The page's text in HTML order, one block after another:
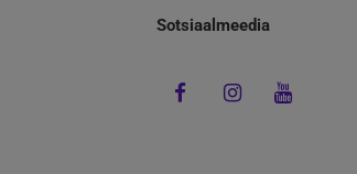
Sotsiaalmeedia